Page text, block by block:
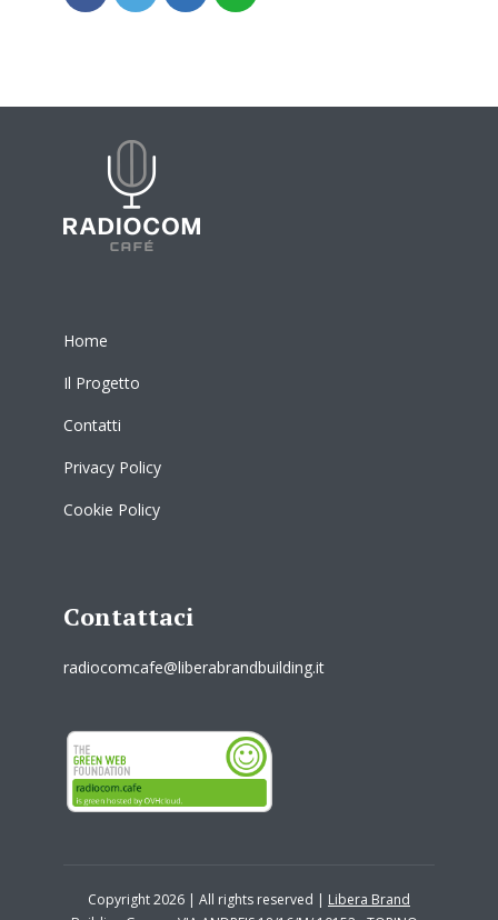
Home
Il Progetto
Contatti
Privacy Policy
Cookie Policy
Contattaci
radiocomcafe@liberabrandbuilding.it
Copyright 2026 | All rights reserved | Libera Brand